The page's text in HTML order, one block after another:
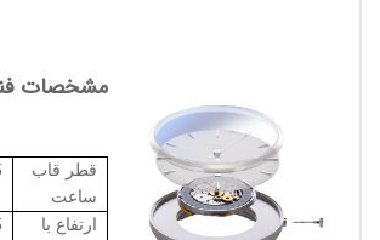
مشخصات
قطر قاب
ساعت
ارتفاع با